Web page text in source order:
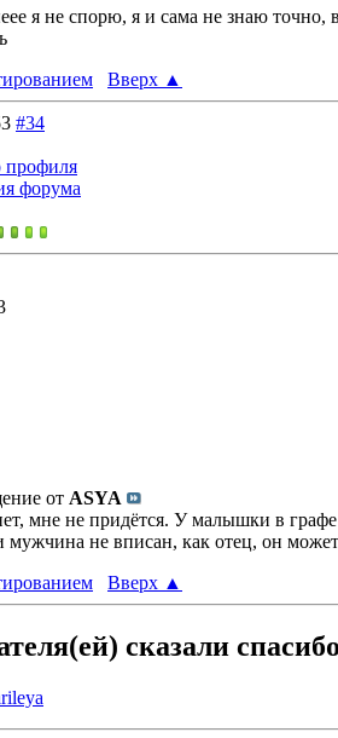
я не спорю, я и сама не знаю точно,
Вверх ▲
#34
профиля
форума
от ASYA
мне не придётся. У малышки в
мужчина не вписан, как отец, он
Вверх ▲
сказали